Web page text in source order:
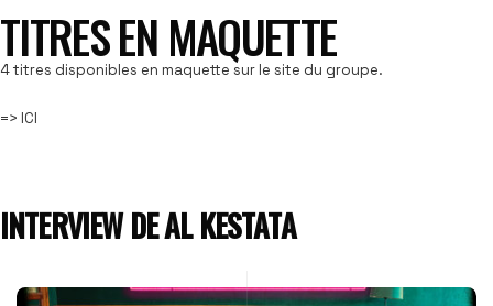
TITRES EN MAQUETTE
4 titres disponibles en maquette sur le site du groupe.
=> ICI
INTERVIEW DE AL KESTATA